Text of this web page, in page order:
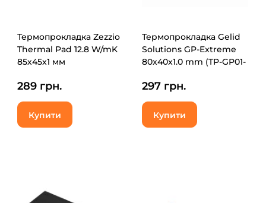
Термопрокладка Zezzio
Thermal Pad 12.8 W/mK
85х45x1 мм
289 грн.
Купити
Термопрокладка Gelid
Solutions GP-Extreme
80x40x1.0 mm (TP-GP01-
297 грн.
Купити